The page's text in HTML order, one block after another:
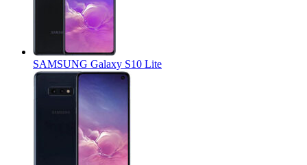
SAMSUNG Galaxy S10 Lite